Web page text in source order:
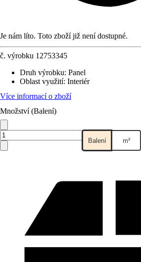
Je nám líto. Toto zboží již není dostupné.
č. výrobku 12753345
Druh výrobku: Panel
Oblast využití: Interiér
Více informací o zboží
Množství (Balení)
Balení m²